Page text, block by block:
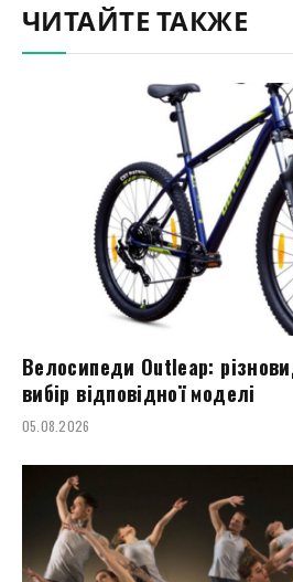
ЧИТАЙТЕ ТАКЖЕ
Велосипеди Outleap:
вибір відповідної моделі
05.08.2026